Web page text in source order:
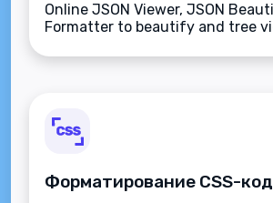
Online JSON Viewer, JSON
Formatter to beautify and tree
Форматирование CSS-